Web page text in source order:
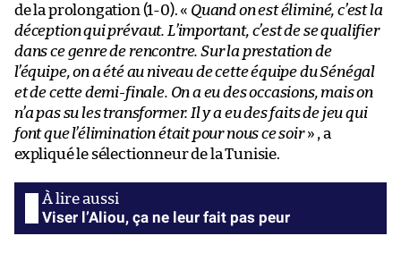
de la prolongation (1-0). « Quand on est éliminé, c’est la
déception qui prévaut. L’important, c’est de se qualifier
dans ce genre de rencontre. Sur la prestation de
l’équipe, on a été au niveau de cette équipe du Sénégal
et de cette demi-finale. On a eu des occasions, mais on
n’a pas su les transformer. Il y a eu des faits de jeu qui
font que l’élimination était pour nous ce soir» , a
expliqué le sélectionneur de la Tunisie.
Viser l’Aliou, ça ne leur fait pas peur